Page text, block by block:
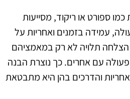
כמו ספורט או ריקוד, מסייעות
עמידה בזמנים ואחריות על
הצלחה תלויה לא רק במאמציהם
עם אחרים. כך נוצרת הבנה
והדרכים בהן היא מתבטאת